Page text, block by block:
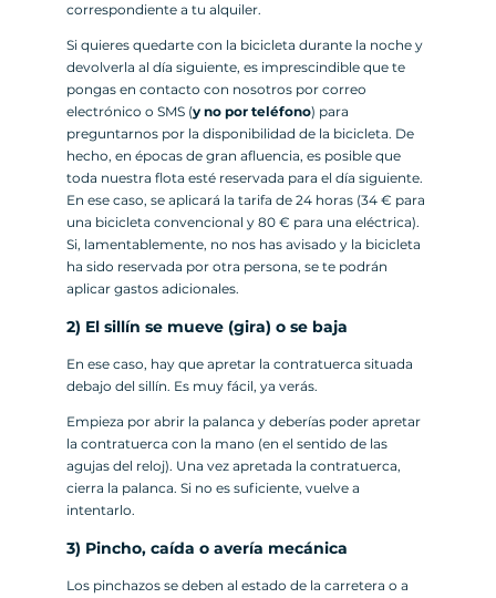
correspondiente a tu alquiler.
Si quieres quedarte con la bicicleta durante la noche y
devolverla al día siguiente, es imprescindible que te
pongas en contacto con nosotros por correo
electrónico o SMS (y no por teléfono) para
preguntarnos por la disponibilidad de la bicicleta. De
hecho, en épocas de gran afluencia, es posible que
toda nuestra flota esté reservada para el día siguiente.
En ese caso, se aplicará la tarifa de 24 horas (34 € para
una bicicleta convencional y 80 € para una eléctrica).
Si, lamentablemente, no nos has avisado y la bicicleta
ha sido reservada por otra persona, se te podrán
aplicar gastos adicionales.
2) El sillín se mueve (gira) o se baja
En ese caso, hay que apretar la contratuerca situada
debajo del sillín. Es muy fácil, ya verás.
Empieza por abrir la palanca y deberías poder apretar
la contratuerca con la mano (en el sentido de las
agujas del reloj). Una vez apretada la contratuerca,
cierra la palanca. Si no es suficiente, vuelve a
intentarlo.
3) Pincho, caída o avería mecánica
Los pinchazos se deben al estado de la carretera o a